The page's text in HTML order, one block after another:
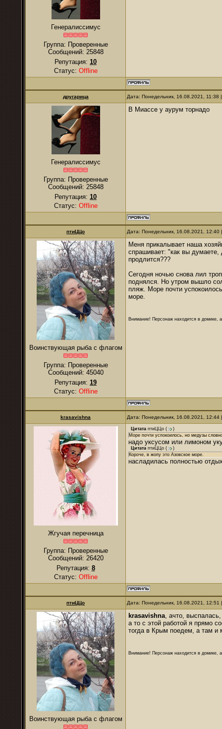
Генералиссимус
Группа: Проверенные
Сообщений: 25848
Репутация: 10
Статус: Offline
другарица Дата: Понедельник, 16.08.2021,
Генералиссимус
Группа: Проверенные
Сообщений: 25848
Репутация: 10
Статус: Offline
В Миассе у аурум торнадо
птиЦЦо Дата: Понедельник, 16.08.2021,
Воинствующая рыба с флагом
Группа: Проверенные
Сообщений: 45040
Репутация: 19
Статус: Offline
Меня прикалывает наша
спрашивает: "как вы думаете,
продлится???
Сегодня ночью снова лил
поднялся. Но утром вышло
пляж. Море почти
море.
Внимание! Персонаж находится в домике,
krasavishna Дата: Понедельник, 16.08.2021,
Жгучая перечница
Группа: Проверенные
Сообщений: 26420
Репутация: 8
Статус: Offline
Цитата птиЦЦо (
)
Море почти успокоилось, но медузы
надо уксусом или лимоном
Цитата птиЦЦо (
)
Короче, в жопу это Азовское море.
насладилась полностью
птиЦЦо Дата: Понедельник, 16.08.2021,
Воинствующая рыба с флагом
krasavishna, ачто,
а то с этой работой я прямо
тогда в Крым поедем, а там и
Внимание! Персонаж находится в домике,